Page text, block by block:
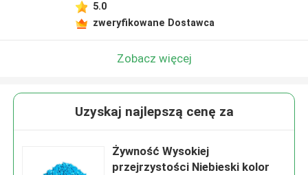
5.0
zweryfikowane Dostawca
Zobacz więcej
Uzyskaj najlepszą cenę za
Żywność Wysokiej
przejrzystości Niebieski kolor